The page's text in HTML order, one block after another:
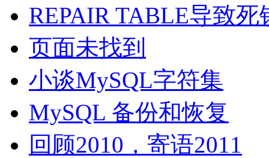
REPAIR TABLE导致死
页面未找到
小谈MySQL字符集
MySQL 备份和恢复
回顾2010，寄语2011